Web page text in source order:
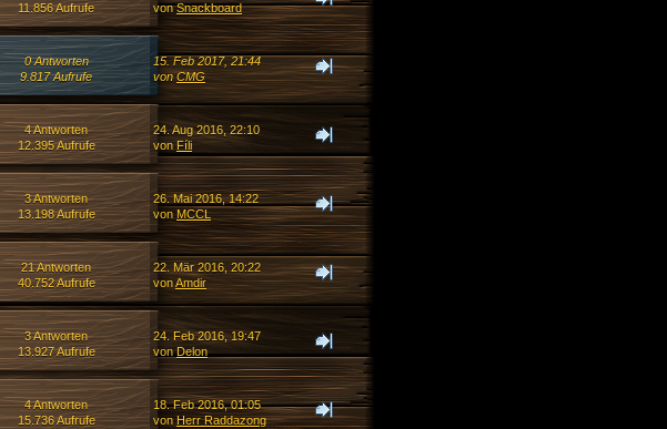
11.856 Aufrufe
vonSnackboard
0 Antworten
9.817 Aufrufe
15. Feb 2017, 21:44
vonCMG
4 Antworten
12.395 Aufrufe
24. Aug 2016, 22:10
vonFíli
3 Antworten
13.198 Aufrufe
26. Mai 2016, 14:22
vonMCCL
21 Antworten
40.752 Aufrufe
22. Mär 2016, 20:22
vonAmdir
3 Antworten
13.927 Aufrufe
24. Feb 2016, 19:47
vonDelon
4 Antworten
15.736 Aufrufe
18. Feb 2016, 01:05
vonHerr Raddazong